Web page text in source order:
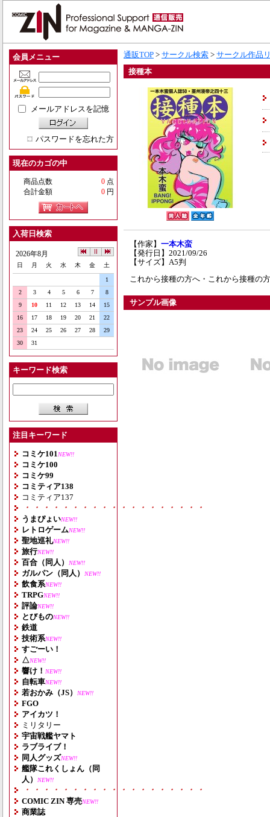
会員メニュー
メールアドレスを記憶
パスワードを忘れた方
現在のカゴの中
商品点数 0 点
合計金額
0 円
入荷日検索
2026年8月
日 月 火 水 木 金 土
1
2
3 4 5 6 7
8
9
10 11 12 13 14
15
16
17 18 19 20 21
22
23
24 25 26 27 28
29
30
31
キーワード検索
注目キーワード
コミケ101 NEW!!
コミケ100
コミケ99
コミティア138
コミティア137
・・・・・・・・・・・・・・・・・・・
うまぴょいNEW!!
レトロゲームNEW!!
聖地巡礼NEW!!
旅行NEW!!
百合（同人） NEW!!
ガルパン（同人） NEW!!
飲食系NEW!!
TRPGNEW!!
評論NEW!!
とびものNEW!!
鉄道
技術系NEW!!
すごーい！
△NEW!!
響け！ NEW!!
自転車NEW!!
若おかみ（JS） NEW!!
FGO
アイカツ！
ミリタリー
宇宙戦艦ヤマト
ラブライブ！
同人グッズNEW!!
艦隊これくしょん（同
人）
NEW!!
・・・・・・・・・・・・・・・・・・・
COMIC ZIN 専売NEW!!
商業誌
通販TOP > サークル検索 > サークル作品
接種本
【作家】 一本木蛮
【発行日】2021/09/26
【サイズ】A5判
これから接種の方へ・これから接種の
サンプル画像